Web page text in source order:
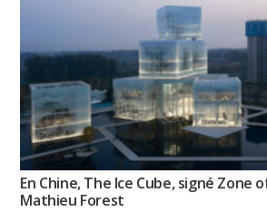
En Chine, The Ice Cube, signé Zone
Mathieu Forest